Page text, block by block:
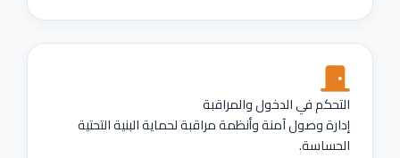
التحكم في الدخول والمراقبة
إدارة وصول آمنة وأنظمة مراقبة لحماية البنية التحتية
الحساسة.